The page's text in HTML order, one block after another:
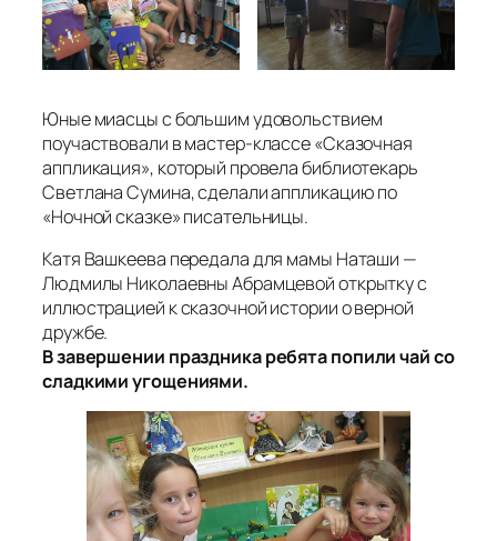
Юные миасцы с большим удовольствием
поучаствовали в мастер-классе «Сказочная
аппликация», который провела библиотекарь
Светлана Сумина, сделали аппликацию по
«Ночной сказке» писательницы.
Катя Вашкеева передала для мамы Наташи —
Людмилы Николаевны Абрамцевой открытку с
иллюстрацией к сказочной истории о верной
дружбе.
В завершении праздника ребята попили чай со
сладкими угощениями.